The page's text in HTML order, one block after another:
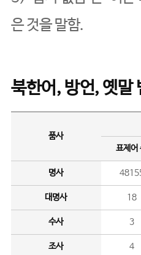
은 것을 말함.
북한어, 방언, 옛말
품사
표제어
명사
대명사 18
수사 3
조사 4